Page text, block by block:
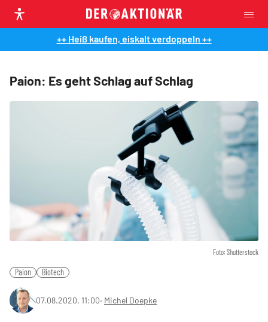
++ Heiß kaufen, eiskalt verdoppeln ++
Paion: Es geht Schlag auf Schlag
Foto: Shutterstock
Paion Biotech
07.08.2020, 11:00‧ Michel Doepke